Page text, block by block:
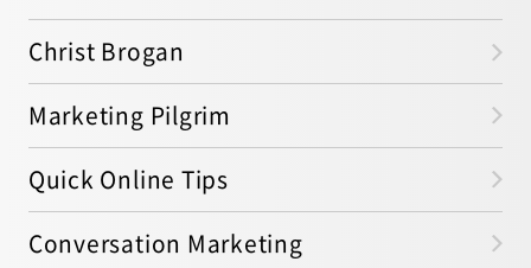
Christ Brogan
Marketing Pilgrim
Quick Online Tips
Conversation Marketing